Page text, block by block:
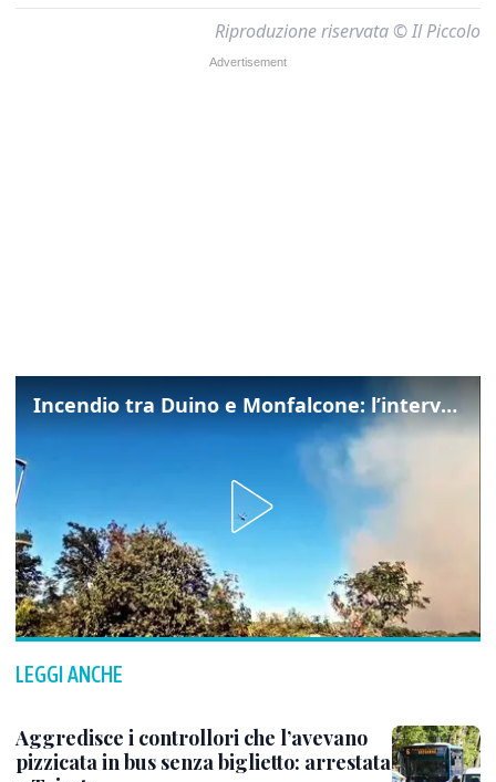
Riproduzione riservata © Il Piccolo
Incendio tra Duino e Monfalcone: l’intervento dei vigili del fuoco
LEGGI ANCHE
Aggredisce i controllori che l’avevano
pizzicata in bus senza biglietto: arrestata